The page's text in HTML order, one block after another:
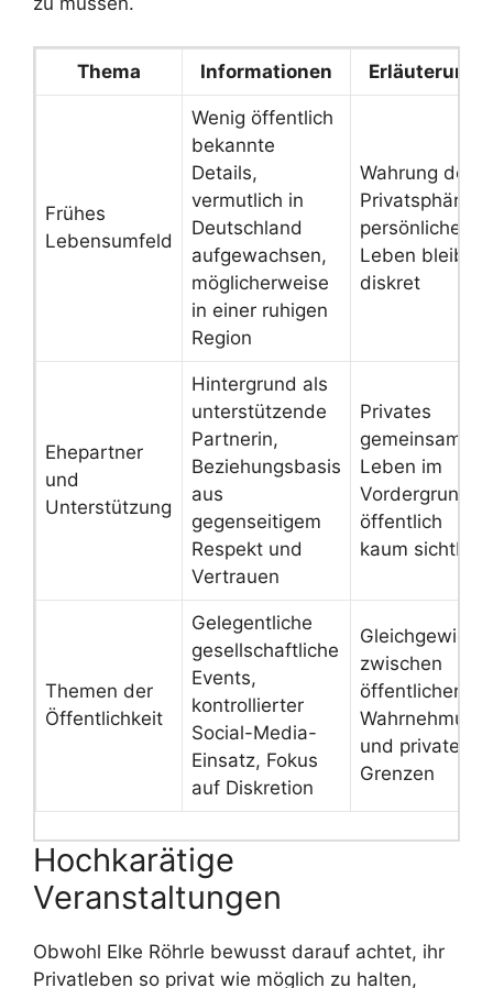
Thema Informationen Erläuterung
Frühes
Lebensumfeld
Wenig öffentlich
bekannte
Details,
vermutlich in
Deutschland
aufgewachsen,
möglicherweise
in einer ruhigen
Region
Wahrung der
Privatsphäre,
persönliches
Leben bleibt
diskret
Ehepartner
und
Unterstützung
Hintergrund als
unterstützende
Partnerin,
Beziehungsbasis
aus
gegenseitigem
Respekt und
Vertrauen
Privates
gemeinsames
Leben im
Vordergrund,
öffentlich
kaum sichtbar
Themen der
Öffentlichkeit
Gelegentliche
gesellschaftliche
Events,
kontrollierter
Social-Media-
Einsatz, Fokus
auf Diskretion
Gleichgewicht
zwischen
öffentlicher
Wahrnehmung
und privaten
Grenzen
Hochkarätige
Veranstaltungen
Obwohl Elke Röhrle bewusst darauf achtet, ihr
Privatleben so privat wie möglich zu halten,